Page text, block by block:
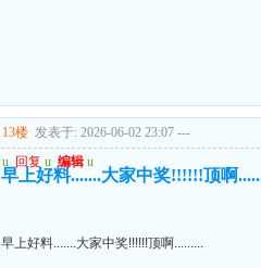
13楼 发表于: 2026-06-02 23:07 ---
u 回复 u 编辑 u
早上好料.......大家中奖!!!!!!顶啊
早上好料.......大家中奖!!!!!!顶啊.........